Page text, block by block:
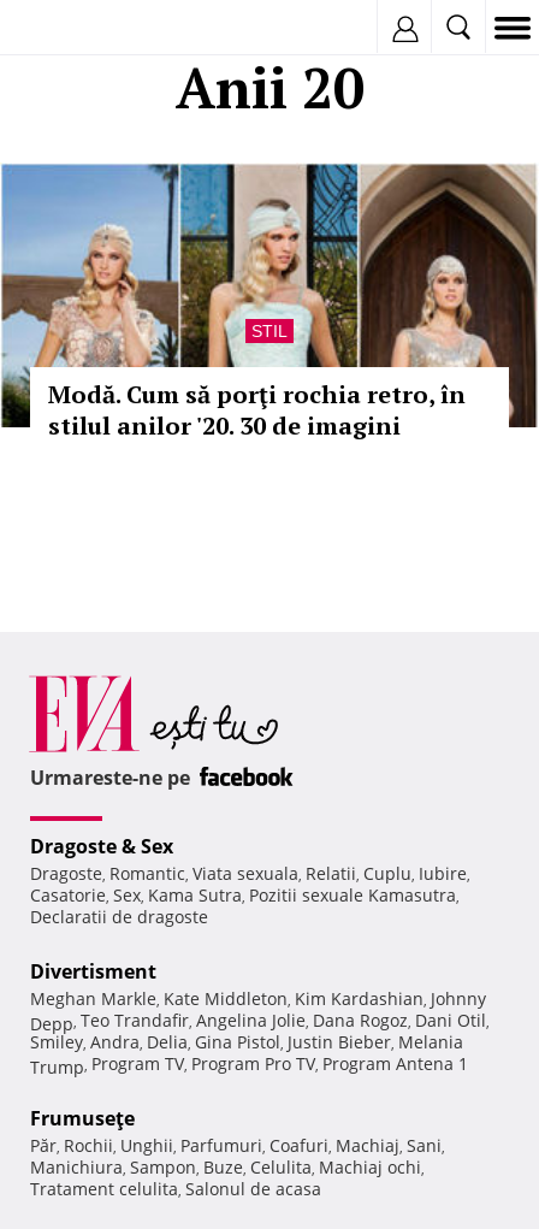
Anii 20
STIL
Modă. Cum să porţi rochia retro, în
stilul anilor '20. 30 de imagini
Urmareste-ne pe
Dragoste & Sex
Dragoste, Romantic, Viata sexuala, Relatii, Cuplu, Iubire,
Casatorie, Sex, Kama Sutra, Pozitii sexuale Kamasutra,
Declaratii de dragoste
Divertisment
Meghan Markle, Kate Middleton, Kim Kardashian, Johnny
Depp, Teo Trandafir, Angelina Jolie, Dana Rogoz, Dani Otil,
Smiley, Andra, Delia, Gina Pistol, Justin Bieber, Melania
Trump, Program TV, Program Pro TV, Program Antena 1
Frumuseţe
Păr, Rochii, Unghii, Parfumuri, Coafuri, Machiaj, Sani,
Manichiura, Sampon, Buze, Celulita, Machiaj ochi,
Tratament celulita, Salonul de acasa